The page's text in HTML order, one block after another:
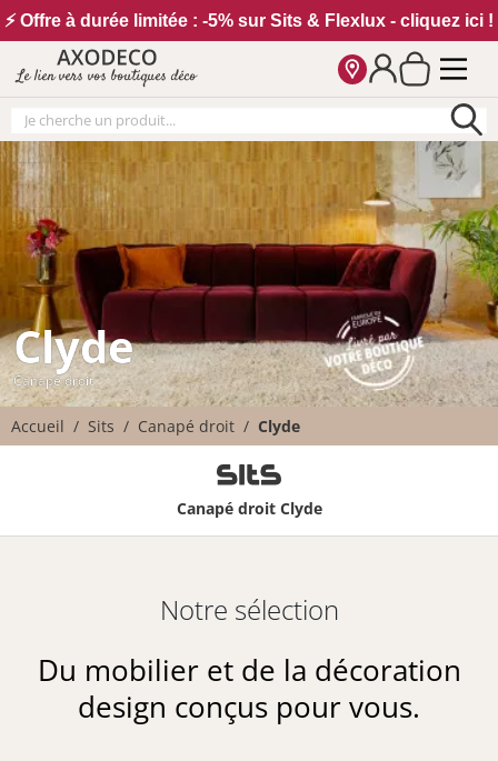
⚡ Offre à durée limitée : -5% sur Sits & Flexlux - cliquez ici !
Le lien vers vos boutiques déco
Clyde
Canapé droit
Accueil Sits Canapé droit Clyde
Canapé droit Clyde
Notre sélection
Du mobilier et de la décoration
design conçus pour vous.
Vos paramètres cookies